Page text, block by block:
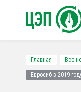
Главная Все
Евросиб в 2019